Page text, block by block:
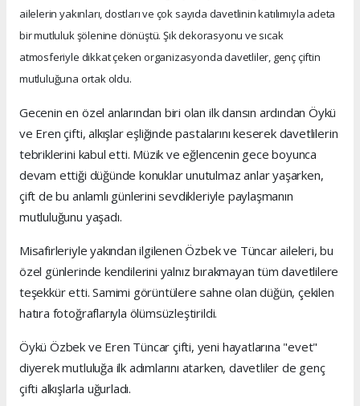
ailelerin yakınları, dostları ve çok sayıda davetlinin katılımıyla adeta
bir mutluluk şölenine dönüştü. Şık dekorasyonu ve sıcak
atmosferiyle dikkat çeken organizasyonda davetliler, genç çiftin
mutluluğuna ortak oldu.
Gecenin en özel anlarından biri olan ilk dansın ardından Öykü
ve Eren çifti, alkışlar eşliğinde pastalarını keserek davetlilerin
tebriklerini kabul etti. Müzik ve eğlencenin gece boyunca
devam ettiği düğünde konuklar unutulmaz anlar yaşarken,
çift de bu anlamlı günlerini sevdikleriyle paylaşmanın
mutluluğunu yaşadı.
Misafirleriyle yakından ilgilenen Özbek ve Tüncar aileleri, bu
özel günlerinde kendilerini yalnız bırakmayan tüm davetlilere
teşekkür etti. Samimi görüntülere sahne olan düğün, çekilen
hatıra fotoğraflarıyla ölümsüzleştirildi.
Öykü Özbek ve Eren Tüncar çifti, yeni hayatlarına "evet"
diyerek mutluluğa ilk adımlarını atarken, davetliler de genç
çifti alkışlarla uğurladı.